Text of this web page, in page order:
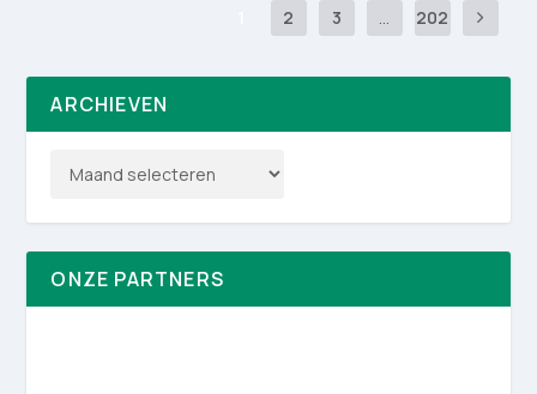
2 3 ... 202
ARCHIEVEN
ONZE PARTNERS